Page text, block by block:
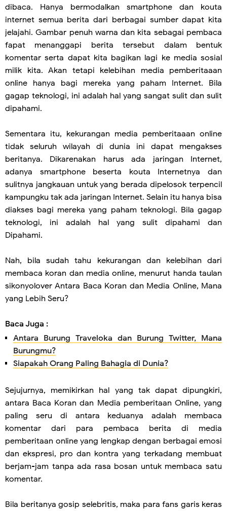
dibaca. Hanya bermodalkan smartphone dan kouta
internet semua berita dari berbagai sumber dapat kita
jelajahi. Gambar penuh warna dan kita sebagai pembaca
fapat menanggapi berita tersebut dalam bentuk
komentar serta dapat kita bagikan lagi ke media sosial
milik kita. Akan tetapi kelebihan media pemberitaaan
online hanya bagi mereka yang paham Internet. Bila
gagap teknologi, ini adalah hal yang sangat sulit dan sulit
dipahami.
Sementara itu, kekurangan media pemberitaaan online
tidak seluruh wilayah di dunia ini dapat mengakses
beritanya. Dikarenakan harus ada jaringan Internet,
adanya smartphone beserta kouta Internetnya dan
sulitnya jangkauan untuk yang berada dipelosok terpencil
kampungku tak ada jaringan Internet. Selain itu hanya bisa
diakses bagi mereka yang paham teknologi. Bila gagap
teknologi, ini adalah hal yang sulit dipahami dan
Dipahami.
Nah, bila sudah tahu kekurangan dan kelebihan dari
membaca koran dan media online, menurut handa taulan
sikonyolover Antara Baca Koran dan Media Online, Mana
yang Lebih Seru?
Baca Juga :
Antara Burung Traveloka dan Burung Twitter, Mana
Burungmu?
Siapakah Orang Paling Bahagia di Dunia?
Sejujurnya, memikirkan hal yang tak dapat dipungkiri,
antara Baca Koran dan Media pemberitaan Online, yang
paling seru di antara keduanya adalah membaca
komentar dari para pembaca berita di media
pemberitaan online yang lengkap dengan berbagai emosi
dan ekspresi, pro dan kontra yang terkadang membuat
berjam-jam tanpa ada rasa bosan untuk membaca satu
komentar.
Bila beritanya gosip selebritis, maka para fans garis keras